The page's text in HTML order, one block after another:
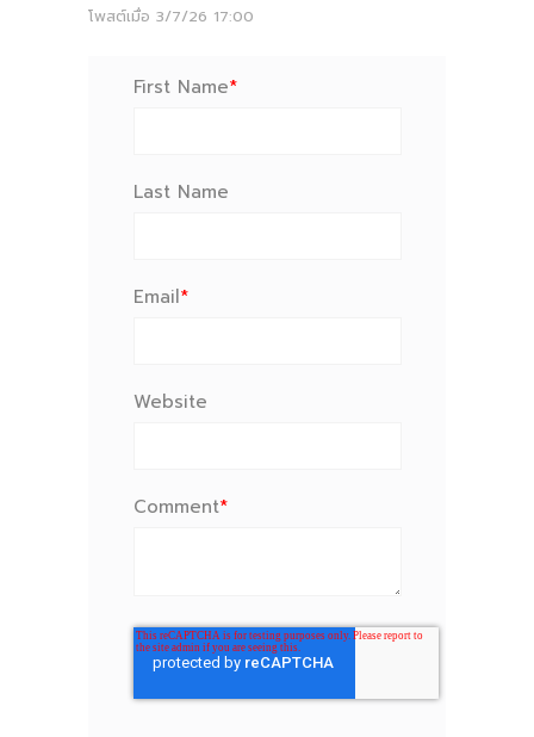
โพสต์เมื่อ 3/7/26 17:00
First Name*
Last Name
Email*
Website
Comment*